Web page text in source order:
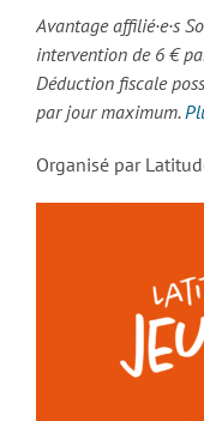
Avantage affilié·e·s
intervention de 6 €
Déduction fiscale
par jour maximum.
Organisé par